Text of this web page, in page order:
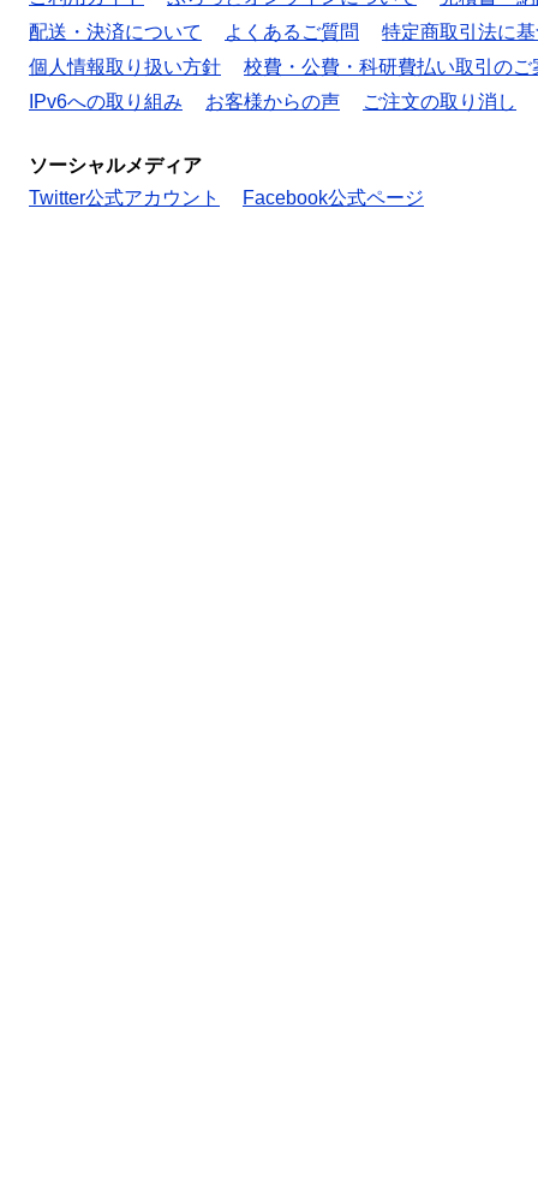
配送・決済について
よくあるご質問
特定商取引法に
個人情報取り扱い方針
校費・公費・科研費払い取引のご
IPv6への取り組み
お客様からの声 ご注文の取り消し
ソーシャルメディア
Twitter公式アカウント
Facebook公式ページ